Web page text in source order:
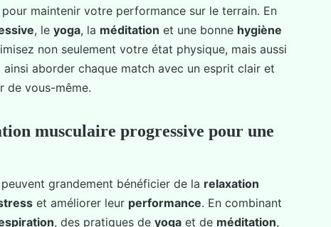
maintenir votre performance sur le terrain. En
, le yoga, la méditation et une bonne hygiène
non seulement votre état physique, mais aussi
ainsi aborder chaque match avec un esprit clair et
de vous-même.
musculaire progressive pour une
peuvent grandement bénéficier de la relaxation
et améliorer leur performance. En combinant
, des pratiques de yoga et de méditation,